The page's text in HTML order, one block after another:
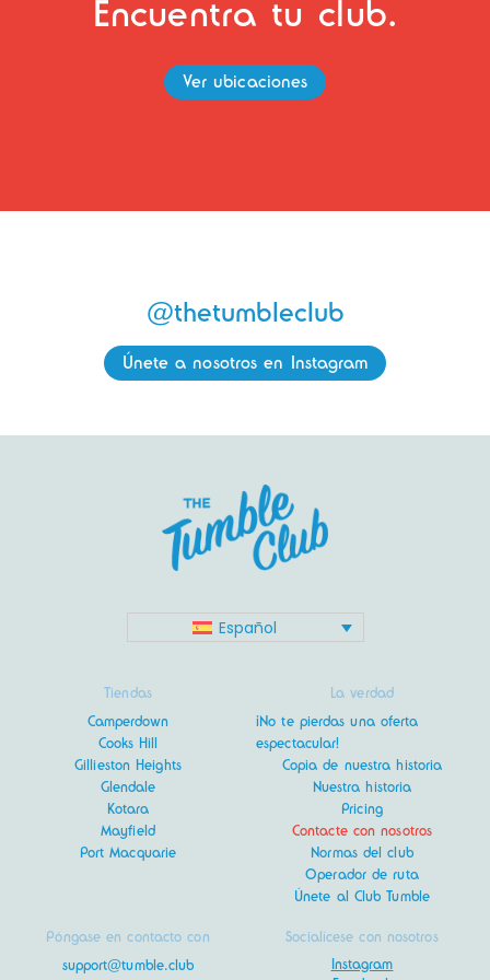
Encuentra tu club.
Ver ubicaciones
@thetumbleclub
Únete a nosotros en Instagram
Español
Tiendas
Camperdown
Cooks Hill
Gillieston Heights
Glendale
Kotara
Mayfield
Port Macquarie
La verdad
¡No te pierdas una oferta
espectacular!
Copia de nuestra historia
Nuestra historia
Pricing
Contacte con nosotros
Normas del club
Operador de ruta
Únete al Club Tumble
Póngase en contacto con
support@tumble.club
Socialícese con nosotros
Instagram